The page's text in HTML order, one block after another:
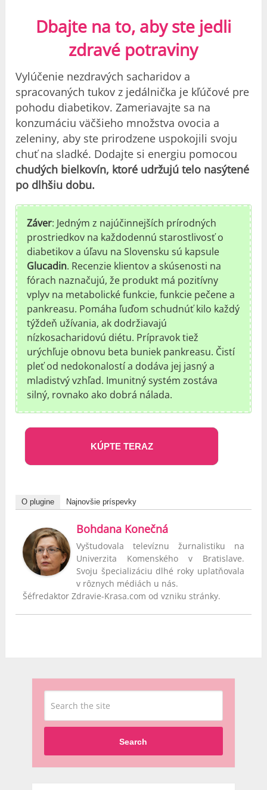
Dbajte na to, aby ste jedli
zdravé potraviny
Vylúčenie nezdravých sacharidov a
spracovaných tukov z jedálnička je kľúčové pre
pohodu diabetikov. Zameriavajte sa na
konzumáciu väčšieho množstva ovocia a
zeleniny, aby ste prirodzene uspokojili svoju
chuť na sladké. Dodajte si energiu pomocou
chudých bielkovín, ktoré udržujú telo nasýtené
po dlhšiu dobu.
Záver: Jedným z najúčinnejších prírodných
prostriedkov na každodennú starostlivosť o
diabetikov a úľavu na Slovensku sú kapsule
Glucadin. Recenzie klientov a skúsenosti na
fórach naznačujú, že produkt má pozitívny
vplyv na metabolické funkcie, funkcie pečene a
pankreasu. Pomáha ľuďom schudnúť kilo každý
týždeň užívania, ak dodržiavajú
nízkosacharidovú diétu. Prípravok tiež
urýchľuje obnovu beta buniek pankreasu. Čistí
pleť od nedokonalostí a dodáva jej jasný a
mladistvý vzhľad. Imunitný systém zostáva
silný, rovnako ako dobrá nálada.
KÚPTE TERAZ
O plugine Najnovšie príspevky
Bohdana Konečná
Vyštudovala televíznu žurnalistiku na
Univerzita Komenského v Bratislave.
Svoju špecializáciu dlhé roky uplatňovala
v rôznych médiách u nás.
Šéfredaktor Zdravie-Krasa.com od vzniku stránky.
Search